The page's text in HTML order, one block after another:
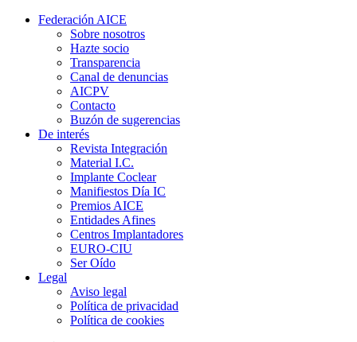
Federación AICE
Sobre nosotros
Hazte socio
Transparencia
Canal de denuncias
AICPV
Contacto
Buzón de sugerencias
De interés
Revista Integración
Material I.C.
Implante Coclear
Manifiestos Día IC
Premios AICE
Entidades Afines
Centros Implantadores
EURO-CIU
Ser Oído
Legal
Aviso legal
Política de privacidad
Política de cookies